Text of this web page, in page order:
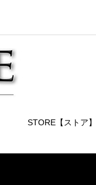
STORE【ストア】